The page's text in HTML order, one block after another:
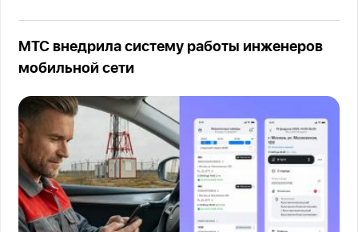
МТС внедрила систему работы инженеров
мобильной сети